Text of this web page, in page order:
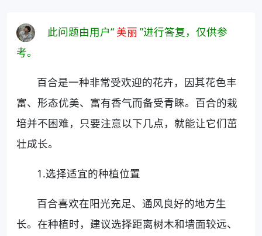
此问题由用户“ 美丽 ”进行答复，仅供参
考。
百合是一种非常受欢迎的花卉，因其花色丰
富、形态优美、富有香气而备受青睐。百合的栽
培并不困难，只要注意以下几点，就能让它们茁
壮成长。
1.选择适宜的种植位置
百合喜欢在阳光充足、通风良好的地方生
长。在种植时，建议选择距离树木和墙面较远、